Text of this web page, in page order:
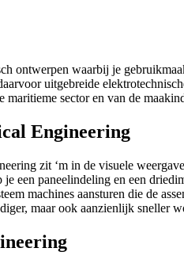
ontwerpen waarbij je
uitgebreide
sector en van de
Engineering
zit ‘m in de visuele
een paneelindeling en een
machines aansturen die de
maar ook aanzienlijk sneller